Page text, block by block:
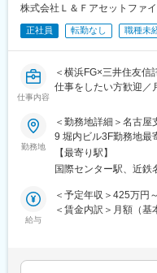
変更の範囲：会社の定
て進める業務のため、
務手続きを引き継ぐ体
（2）不動産会社への
不動産会社向けに当
必要な場面で真っ先に
ていただくことがミッ
ます。
■注目ポイント
・不動産担保融資業務
・独自の審査基準を
面談等を通して多様
ますので、真摯に向
株式会社Ｌ＆Ｆアセットファ
正社員 転勤なし 職種未
仕事内容
＜横浜FG×三井住友信
仕事をしたい方歓迎／
■業務概要：
入社後は「審査事務
ン・アパートローン
担当いただきます。外
は審査業務や営業補
す。
■業務内容：
勤務地
＜勤務地詳細＞名古
9 堀内ビル3F勤務地最
策：屋内喫煙可能場所
【最寄り駅】
国際センター駅、近鉄
給与
＜予定年収＞425万円
＜賃金内訳＞月額（
給年1回 ■賞与年2回